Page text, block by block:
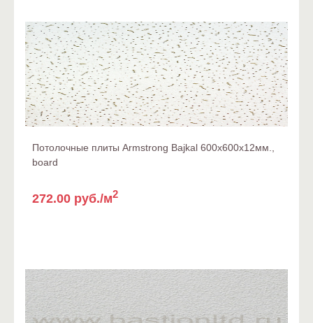
Потолочные плиты Armstrong Bajkal 600x600x12мм.,
board
272.00 руб./м2